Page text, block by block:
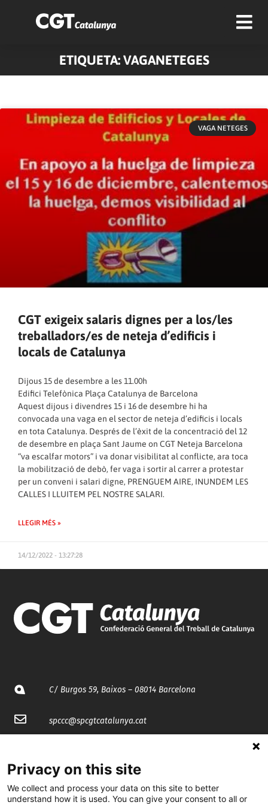
ETIQUETA: VAGANETEGES
VAGA NETEGES
CGT exigeix salaris dignes per a los/les
treballadors/es de neteja d’edificis i
locals de Catalunya
Dijous 15 de desembre a les 11.00h
Edifici Telefònica Plaça Catalunya de Barcelona
Aquest dijous i divendres 15 i 16 de desembre hi ha
convocada una vaga en el sector de neteja d’edificis i locals
en tota Catalunya. Després de l’èxit de la concentració del 12
de desembre en plaça Sant Jaume on CGT Neteja Barcelona
“va escalfar motors” i va donar visibilitat al conflicte, ara toca
la mobilització de debò, fer vaga i sortir al carrer a protestar
per un conveni i salari digne, PRENGUEM AIRE, INUNDEM LES
CALLES I LLUITEM PEL NOSTRE SALARI.
LLEGIR MÉS »
14/12/2022 - 13:27:28
C/ Burgos 59, Baixos – 08014 Barcelona
spccc@spcgtcatalunya.cat
@CGTCatalunya
Privacy on this site
We collect and process your data on this site to better
understand how it is used. You can give your consent to all or